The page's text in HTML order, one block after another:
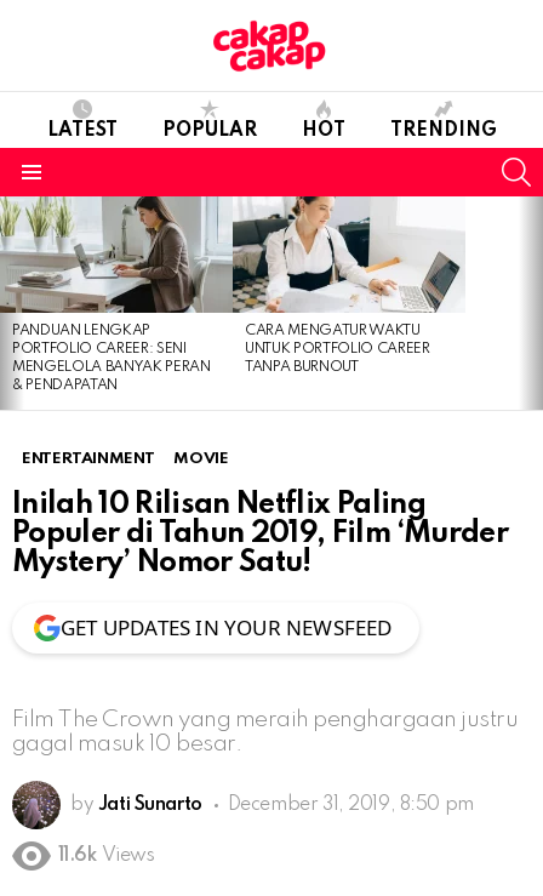
LATEST POPULAR HOT TRENDING
LATEST
STORIES
PANDUAN LENGKAP
PORTFOLIO CAREER: SENI
MENGELOLA BANYAK PERAN
& PENDAPATAN
CARA MENGATUR WAKTU
UNTUK PORTFOLIO CAREER
TANPA BURNOUT
ENTERTAINMENT MOVIE
Inilah 10 Rilisan Netflix Paling
Populer di Tahun 2019, Film ‘Murder
Mystery’ Nomor Satu!
GET UPDATES IN YOUR NEWSFEED
Film The Crown yang meraih penghargaan justru
gagal masuk 10 besar.
by Jati Sunarto December 31, 2019, 8:50 pm
11.6k Views